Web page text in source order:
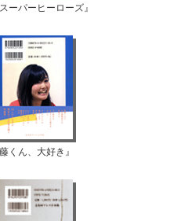
ーパーヒーローズ』
くん、大好き』